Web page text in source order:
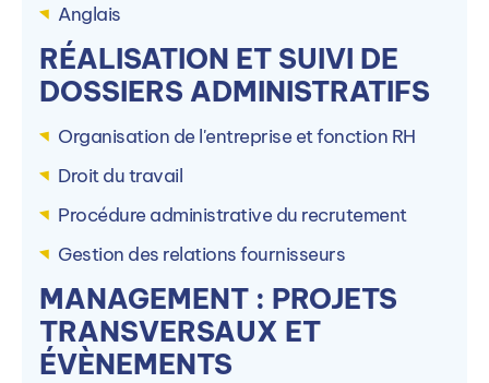
Anglais
RÉALISATION ET SUIVI DE
DOSSIERS ADMINISTRATIFS
Organisation de l'entreprise et fonction RH
Droit du travail
Procédure administrative du recrutement
Gestion des relations fournisseurs
MANAGEMENT : PROJETS
TRANSVERSAUX ET
ÉVÈNEMENTS
PIGIER Amiens (80)
1 Rue de l'Amiral Lejeune, 80000 Amiens, France